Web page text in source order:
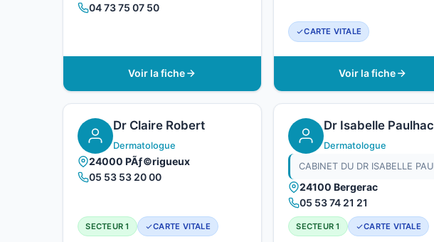
04 73 75 07 50
Voir la fiche
CARTE VITALE
Voir la fiche
Dr Claire Robert
Dermatologue
24000 PÃƒ©rigueux
05 53 53 20 00
SECTEUR 1 CARTE VITALE
Dr Isabelle Paulhac
Dermatologue
24100 Bergerac
05 53 74 21 21
SECTEUR 1 CARTE VITALE